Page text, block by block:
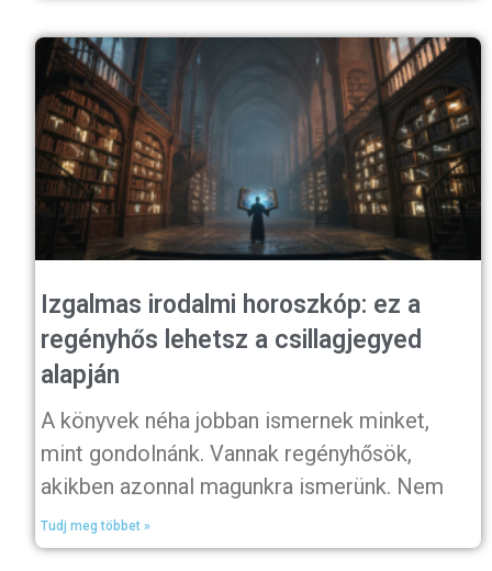
Izgalmas irodalmi horoszkóp: ez a
regényhős lehetsz a csillagjegyed
alapján
A könyvek néha jobban ismernek minket,
mint gondolnánk. Vannak regényhősök,
akikben azonnal magunkra ismerünk. Nem
Tudj meg többet »